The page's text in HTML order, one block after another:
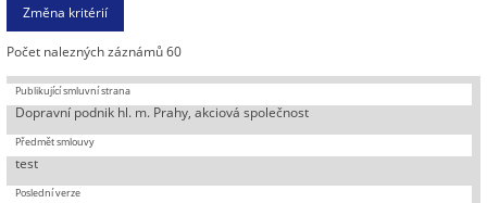
Počet nalezných záznámů 60
Dopravní podnik hl. m. Prahy, akciová společnost
test